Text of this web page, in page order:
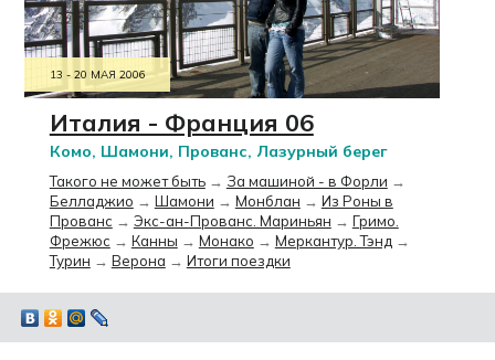
13 - 20 МАЯ 2006
Италия - Франция 06
Комо, Шамони, Прованс, Лазурный берег
Такого не может быть→ За машиной - в Форли →
Белладжио → Шамони → Монблан → Из Роны в
Прованс → Экс-ан-Прованс. Мариньян → Гримо.
Фрежюс → Канны → Монако → Меркантур. Тэнд →
Турин → Верона → Итоги поездки